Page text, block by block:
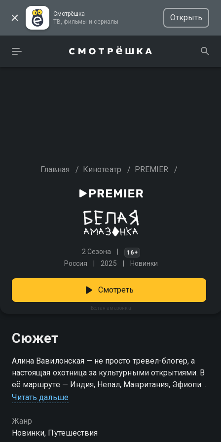
Смотрёшка
ТВ, фильмы и сериалы
Открыть
Главная / Кинотеатр / PREMIER /
2 Сезона 16+
Россия 2025 Новинки
Белая амазонка
Смотреть
Сюжет
Алина Вавилонская — не просто тревел-блогер, а
настоящая охотница за культурными открытиями. В
её маршруте — Индия, Непал, Мавритания, Эфиопия,
Индонезия и другие уголки планеты, где древние
выйти за рамки привычного: она участвует в
необычных ритуалах, пробует блюда, от которых
Читать дальше
Жанр
Новинки, Путешествия